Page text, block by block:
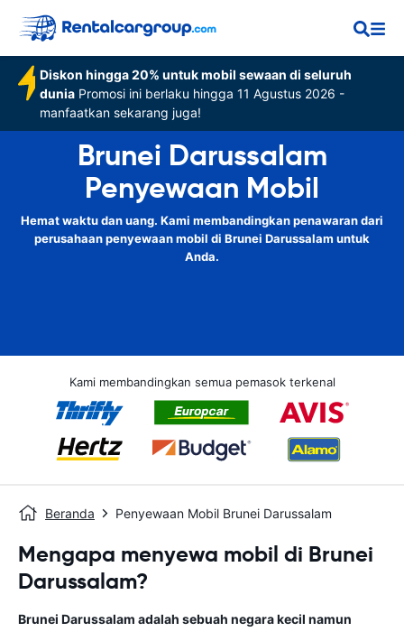
Diskon hingga 20% untuk mobil sewaan di seluruh
dunia Promosi ini berlaku hingga 11 Agustus 2026 -
manfaatkan sekarang juga!
Brunei Darussalam
Penyewaan Mobil
Hemat waktu dan uang. Kami membandingkan penawaran dari
perusahaan penyewaan mobil di Brunei Darussalam untuk
Anda.
Kami membandingkan semua pemasok terkenal
Beranda Penyewaan Mobil Brunei Darussalam
Mengapa menyewa mobil di Brunei
Darussalam?
Brunei Darussalam adalah sebuah negara kecil namun